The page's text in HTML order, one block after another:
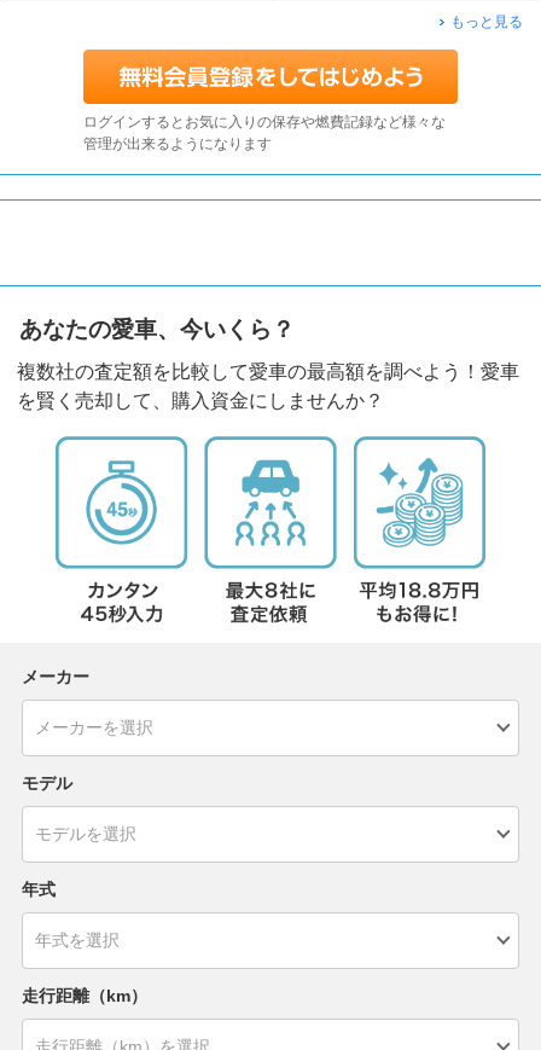
もっと見る
ログインするとお気に入りの保存や燃費記録など様々な
管理が出来るようになります
あなたの愛車、今いくら？
複数社の査定額を比較して愛車の最高額を調べよう！愛車
を賢く売却して、購入資金にしませんか？
メーカー
モデル
年式
走行距離（km）